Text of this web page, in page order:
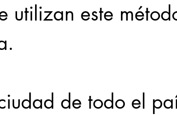
utilizan este
de todo el